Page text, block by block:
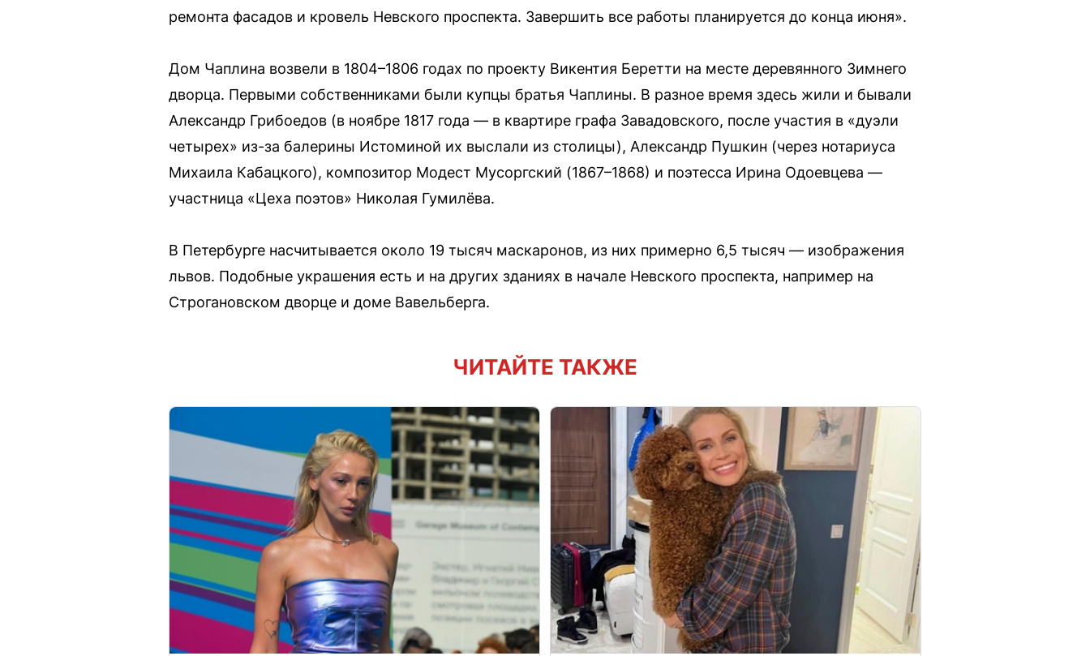
ремонта фасадов и кровель Невского проспекта. Завершить все работы планируется до конца июня».
Дом Чаплина возвели в 1804–1806 годах по проекту Викентия Беретти на месте деревянного Зимнего
дворца. Первыми собственниками были купцы братья Чаплины. В разное время здесь жили и бывали
Александр Грибоедов (в ноябре 1817 года — в квартире графа Завадовского, после участия в «дуэли
четырех» из-за балерины Истоминой их выслали из столицы), Александр Пушкин (через нотариуса
Михаила Кабацкого), композитор Модест Мусоргский (1867–1868) и поэтесса Ирина Одоевцева —
участница «Цеха поэтов» Николая Гумилёва.
В Петербурге насчитывается около 19 тысяч маскаронов, из них примерно 6,5 тысяч — изображения
львов. Подобные украшения есть и на других зданиях в начале Невского проспекта, например на
Строгановском дворце и доме Вавельберга.
ЧИТАЙТЕ ТАКЖЕ